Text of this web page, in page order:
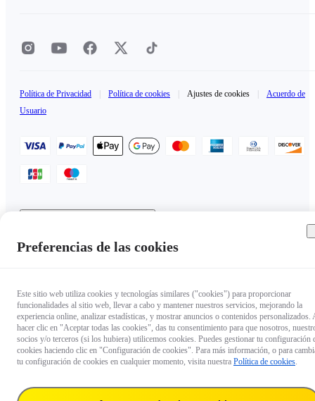
Política de Privacidad Política de cookies Ajustes de cookies
Acuerdo de
Usuario
Preferencias de las cookies
Este sitio web utiliza cookies y tecnologías similares ("cookies") para proporcionar
funcionalidades al sitio web, llevar a cabo y mantener nuestros servicios, mejorando la
experiencia online, analizar estadísticas, y mostrar anuncios o contenidos personalizados.
hacer clic en "Aceptar todas las cookies", das tu consentimiento para que nosotros,
socios y/o terceros (si los hubiera) utilicemos cookies. Puedes gestionar tu configuración
cookies haciendo clic en "Configuración de cookies". Para más información, o para
tu configuración de cookies en cualquier momento, visita nuestra Política de cookies.